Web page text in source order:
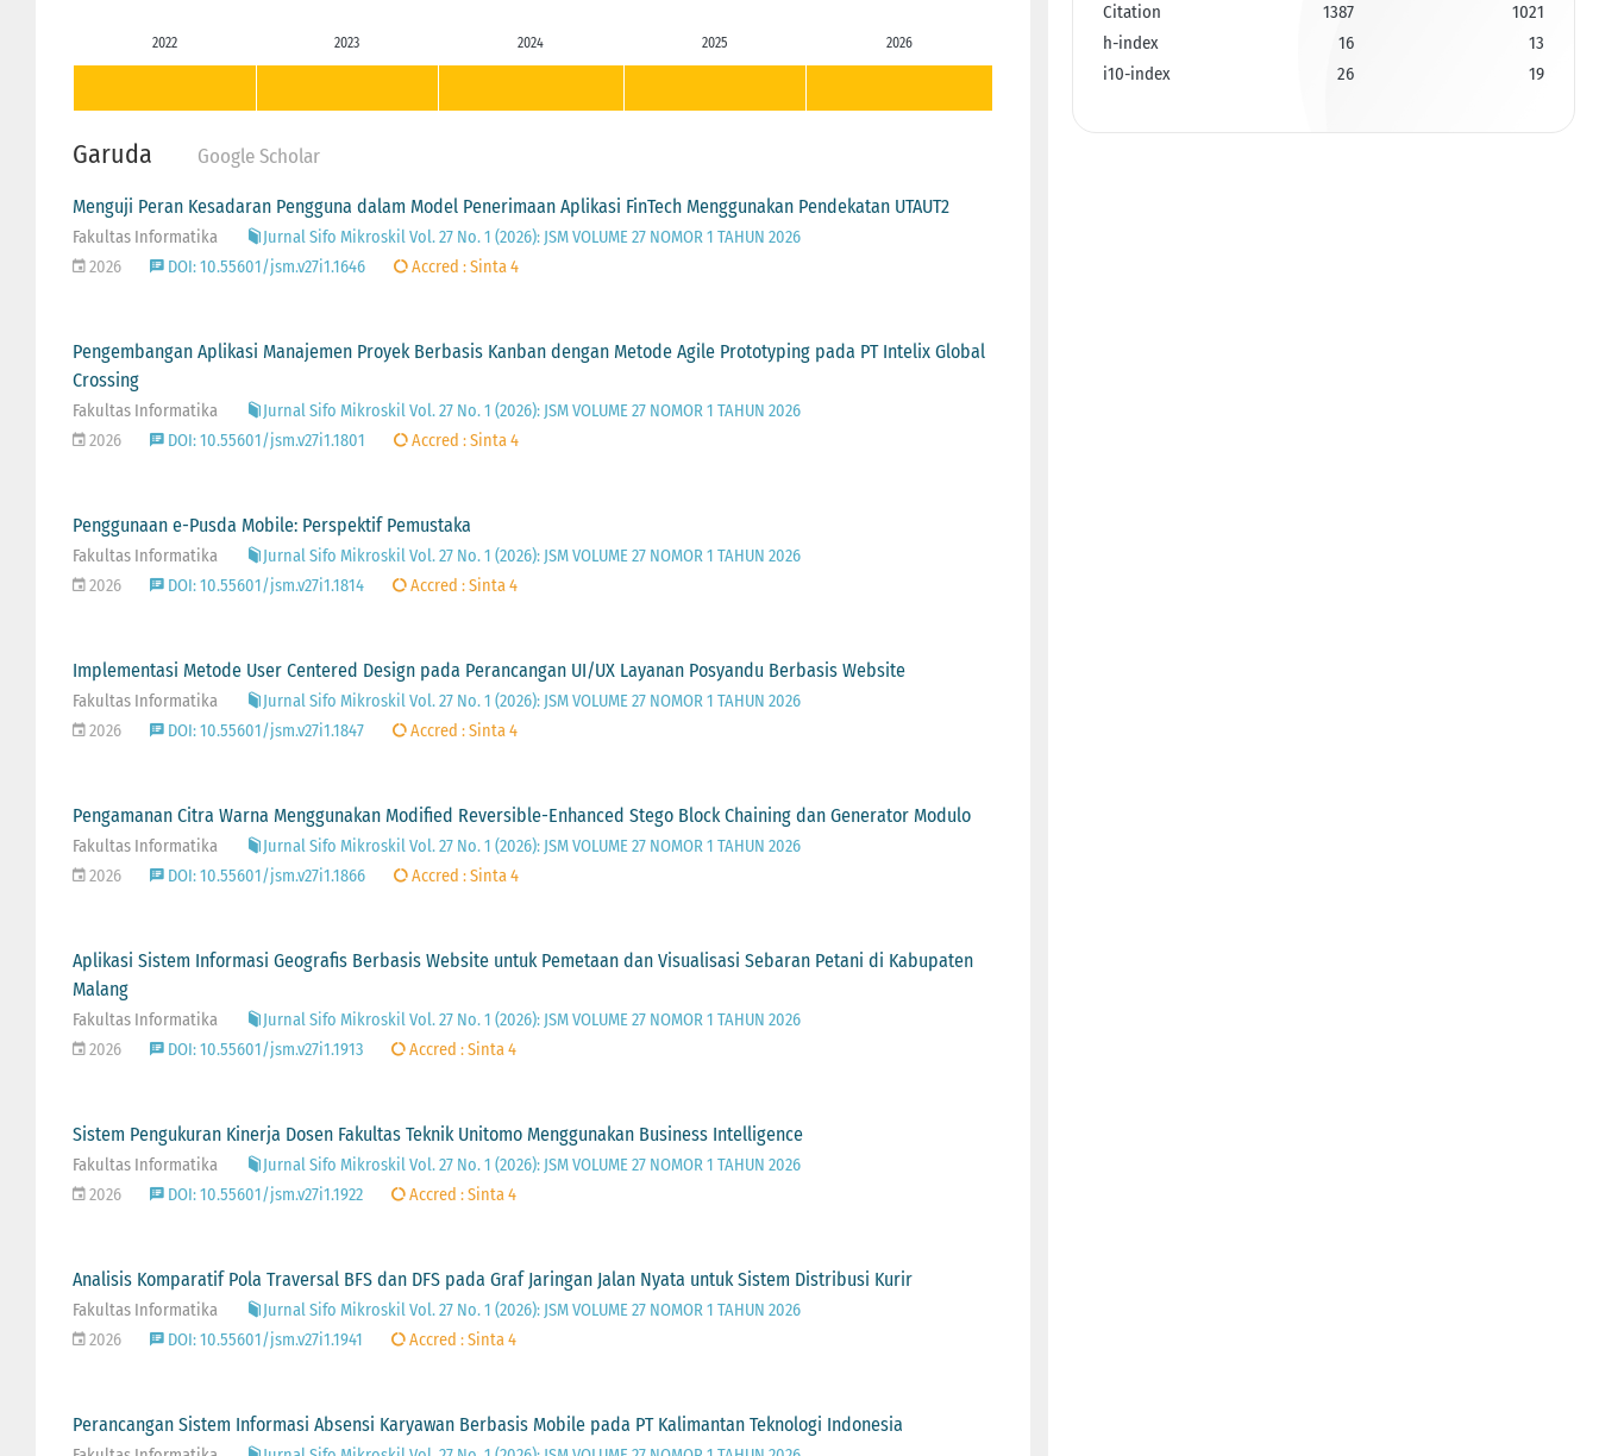
2022 2023 2024 2025 2026
Garuda Google Scholar
Menguji Peran Kesadaran Pengguna dalam Model Penerimaan Aplikasi FinTech Menggunakan Pendekatan UTAUT2
Fakultas Informatika
Jurnal Sifo Mikroskil Vol. 27 No. 1 (2026): JSM VOLUME 27 NOMOR 1 TAHUN 2026
2026
DOI: 10.55601/jsm.v27i1.1646 Accred : Sinta 4
Pengembangan Aplikasi Manajemen Proyek Berbasis Kanban dengan Metode Agile Prototyping pada PT Intelix Global
Crossing
Fakultas Informatika
Jurnal Sifo Mikroskil Vol. 27 No. 1 (2026): JSM VOLUME 27 NOMOR 1 TAHUN 2026
2026
DOI: 10.55601/jsm.v27i1.1801 Accred : Sinta 4
Penggunaan e-Pusda Mobile: Perspektif Pemustaka
Fakultas Informatika
Jurnal Sifo Mikroskil Vol. 27 No. 1 (2026): JSM VOLUME 27 NOMOR 1 TAHUN 2026
2026
DOI: 10.55601/jsm.v27i1.1814 Accred : Sinta 4
Implementasi Metode User Centered Design pada Perancangan UI/UX Layanan Posyandu Berbasis Website
Fakultas Informatika
Jurnal Sifo Mikroskil Vol. 27 No. 1 (2026): JSM VOLUME 27 NOMOR 1 TAHUN 2026
2026
DOI: 10.55601/jsm.v27i1.1847 Accred : Sinta 4
Pengamanan Citra Warna Menggunakan Modified Reversible-Enhanced Stego Block Chaining dan Generator Modulo
Fakultas Informatika
Jurnal Sifo Mikroskil Vol. 27 No. 1 (2026): JSM VOLUME 27 NOMOR 1 TAHUN 2026
2026
DOI: 10.55601/jsm.v27i1.1866 Accred : Sinta 4
Aplikasi Sistem Informasi Geografis Berbasis Website untuk Pemetaan dan Visualisasi Sebaran Petani di Kabupaten
Malang
Fakultas Informatika
Jurnal Sifo Mikroskil Vol. 27 No. 1 (2026): JSM VOLUME 27 NOMOR 1 TAHUN 2026
2026
DOI: 10.55601/jsm.v27i1.1913 Accred : Sinta 4
Sistem Pengukuran Kinerja Dosen Fakultas Teknik Unitomo Menggunakan Business Intelligence
Fakultas Informatika
Jurnal Sifo Mikroskil Vol. 27 No. 1 (2026): JSM VOLUME 27 NOMOR 1 TAHUN 2026
2026
DOI: 10.55601/jsm.v27i1.1922 Accred : Sinta 4
Analisis Komparatif Pola Traversal BFS dan DFS pada Graf Jaringan Jalan Nyata untuk Sistem Distribusi Kurir
Fakultas Informatika
Jurnal Sifo Mikroskil Vol. 27 No. 1 (2026): JSM VOLUME 27 NOMOR 1 TAHUN 2026
2026
DOI: 10.55601/jsm.v27i1.1941 Accred : Sinta 4
Perancangan Sistem Informasi Absensi Karyawan Berbasis Mobile pada PT Kalimantan Teknologi Indonesia
Citation
1387
1021
h-index
16
13
i10-index
26 19